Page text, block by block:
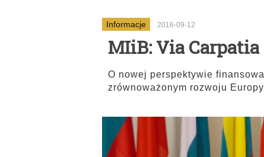
Informacje 2016-09-12
MIiB: Via
O nowej perspektywie
zrównoważonym rozwoju